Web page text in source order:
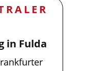
in Fulda